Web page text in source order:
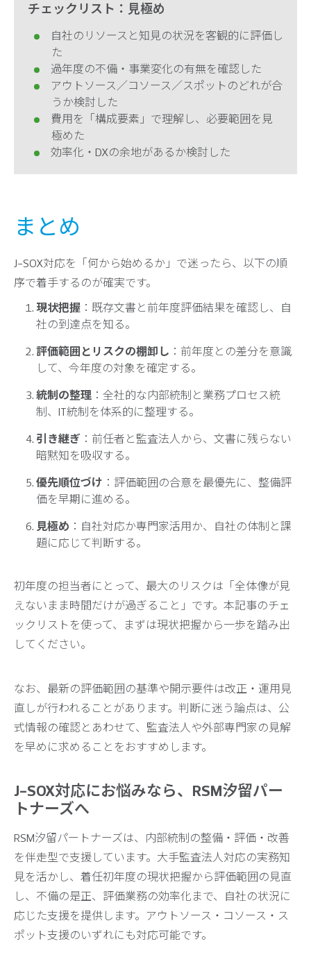
チェックリスト：見極め
自社のリソースと知見の状況を客観的に評価し
た
過年度の不備・事業変化の有無を確認した
アウトソース／コソース／スポットのどれが合
うか検討した
費用を「構成要素」で理解し、必要範囲を見
極めた
効率化・DXの余地があるか検討した
まとめ
J-SOX対応を「何から始めるか」で迷ったら、以下の順
序で着手するのが確実です。
現状把握 ：既存文書と前年度評価結果を確認し、自
社の到達点を知る。
評価範囲とリスクの棚卸し ：前年度との差分を意識
して、今年度の対象を確定する。
統制の整理 ：全社的な内部統制と業務プロセス統
制、IT統制を体系的に整理する。
引き継ぎ ：前任者と監査法人から、文書に残らない
暗黙知を吸収する。
優先順位づけ ：評価範囲の合意を最優先に、整備評
価を早期に進める。
見極め ：自社対応か専門家活用か、自社の体制と課
題に応じて判断する。
初年度の担当者にとって、最大のリスクは「全体像が見
えないまま時間だけが過ぎること」です。本記事のチェ
ックリストを使って、まずは現状把握から一歩を踏み出
してください。
なお、最新の評価範囲の基準や開示要件は改正・運用見
直しが行われることがあります。判断に迷う論点は、公
式情報の確認とあわせて、監査法人や外部専門家の見解
を早めに求めることをおすすめします。
J-SOX対応にお悩みなら、RSM汐留パー
トナーズへ
RSM汐留パートナーズは、内部統制の整備・評価・改善
を伴走型で支援しています。大手監査法人対応の実務知
見を活かし、着任初年度の現状把握から評価範囲の見直
し、不備の是正、評価業務の効率化まで、自社の状況に
応じた支援を提供します。アウトソース・コソース・ス
ポット支援のいずれにも対応可能です。